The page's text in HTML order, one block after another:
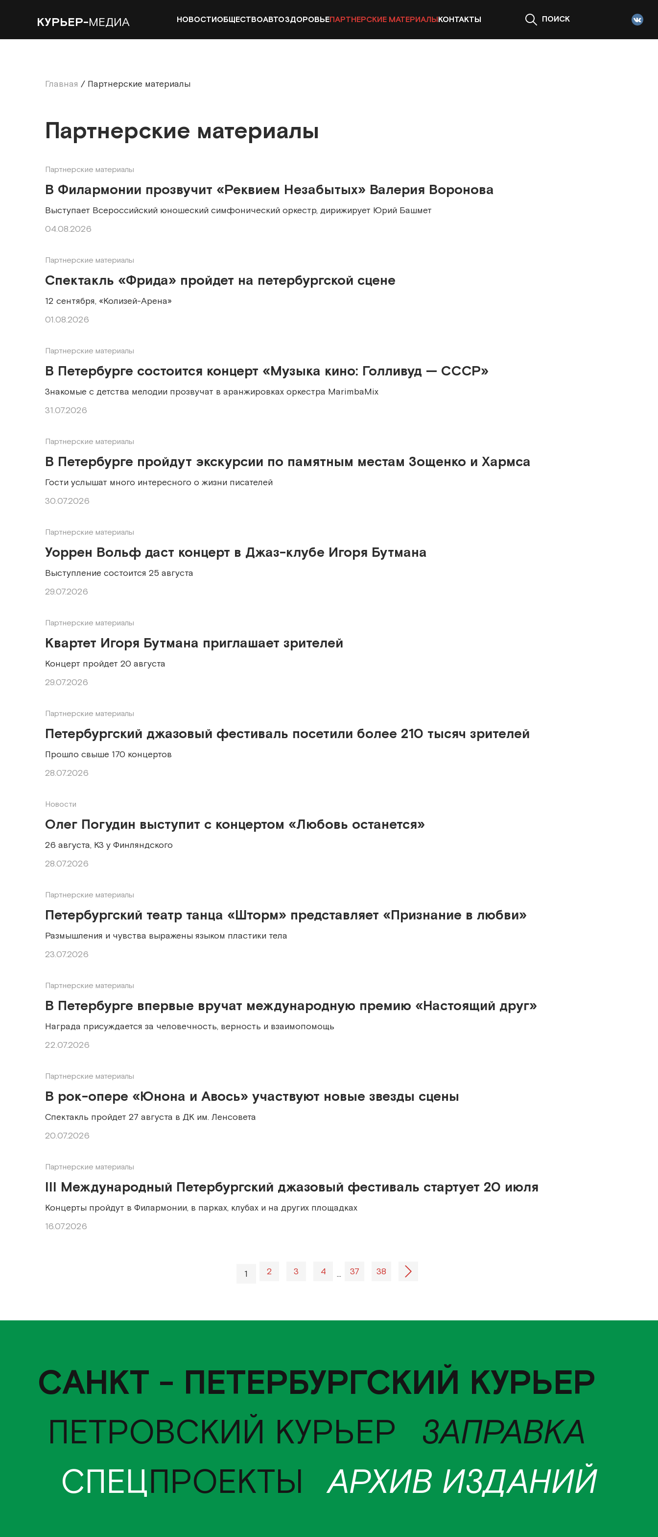
КУРЬЕР-МЕДИА НОВОСТИОБЩЕСТВОАВТОЗДОРОВЬЕПАРТНЕРСКИЕ МАТЕРИАЛЫКОНТАКТЫ ПОИСК
Главная / Партнерские материалы
Партнерские материалы
Партнерские материалы
В Филармонии прозвучит «Реквием Незабытых» Валерия Воронова
Выступает Всероссийский юношеский симфонический оркестр, дирижирует Юрий Башмет
04.08.2026
Партнерские материалы
Спектакль «Фрида» пройдет на петербургской сцене
12 сентября, «Колизей-Арена»
01.08.2026
Партнерские материалы
В Петербурге состоится концерт «Музыка кино: Голливуд — СССР»
Знакомые с детства мелодии прозвучат в аранжировках оркестра MarimbaMix
31.07.2026
Партнерские материалы
В Петербурге пройдут экскурсии по памятным местам Зощенко и Хармса
Гости услышат много интересного о жизни писателей
30.07.2026
Партнерские материалы
Уоррен Вольф даст концерт в Джаз-клубе Игоря Бутмана
Выступление состоится 25 августа
29.07.2026
Партнерские материалы
Квартет Игоря Бутмана приглашает зрителей
Концерт пройдет 20 августа
29.07.2026
Партнерские материалы
Петербургский джазовый фестиваль посетили более 210 тысяч зрителей
Прошло свыше 170 концертов
28.07.2026
Новости
Олег Погудин выступит с концертом «Любовь останется»
26 августа, КЗ у Финляндского
28.07.2026
Партнерские материалы
Петербургский театр танца «Шторм» представляет «Признание в любви»
Размышления и чувства выражены языком пластики тела
23.07.2026
Партнерские материалы
В Петербурге впервые вручат международную премию «Настоящий друг»
Награда присуждается за человечность, верность и взаимопомощь
22.07.2026
Партнерские материалы
В рок-опере «Юнона и Авось» участвуют новые звезды сцены
Спектакль пройдет 27 августа в ДК им. Ленсовета
20.07.2026
Партнерские материалы
III Международный Петербургский джазовый фестиваль стартует 20 июля
Концерты пройдут в Филармонии, в парках, клубах и на других площадках
16.07.2026
1 2 3 4 … 37 38
САНКТ - ПЕТЕРБУРГСКИЙ КУРЬЕР
ПЕТРОВСКИЙ КУРЬЕР
ЗАПРАВКА
СПЕЦПРОЕКТЫ АРХИВ ИЗДАНИЙ